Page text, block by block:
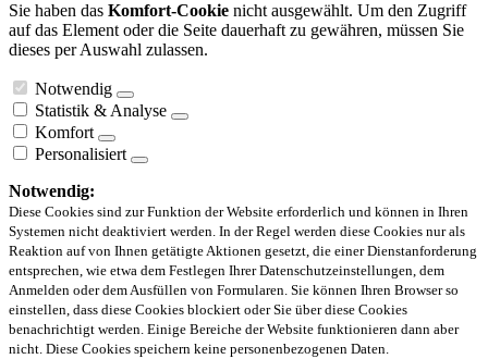
Sie haben das Komfort-Cookie nicht ausgewählt. Um den Zugriff
auf das Element oder die Seite dauerhaft zu gewähren, müssen Sie
dieses per Auswahl zulassen.
Notwendig
Statistik & Analyse
Komfort
Personalisiert
Notwendig:
Diese Cookies sind zur Funktion der Website erforderlich und können in Ihren
Systemen nicht deaktiviert werden. In der Regel werden diese Cookies nur als
Reaktion auf von Ihnen getätigte Aktionen gesetzt, die einer Dienstanforderung
entsprechen, wie etwa dem Festlegen Ihrer Datenschutzeinstellungen, dem
Anmelden oder dem Ausfüllen von Formularen. Sie können Ihren Browser so
einstellen, dass diese Cookies blockiert oder Sie über diese Cookies
benachrichtigt werden. Einige Bereiche der Website funktionieren dann aber
nicht. Diese Cookies speichern keine personenbezogenen Daten.